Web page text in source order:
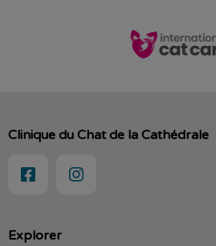
Explorer
Clinique du Chat de la Cathédrale